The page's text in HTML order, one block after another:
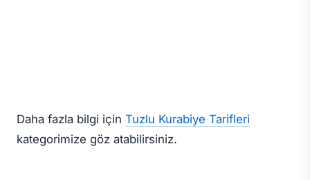
Daha fazla bilgi için Tuzlu Kurabiye Tarifleri
kategorimize göz atabilirsiniz.